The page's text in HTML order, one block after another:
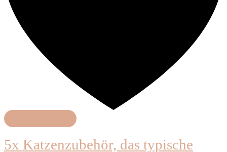
5x Katzenzubehör, das typische